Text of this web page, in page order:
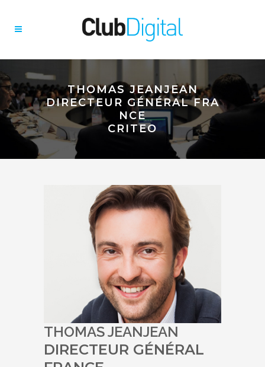
THOMAS JEANJEAN
DIRECTEUR GÉNÉRAL FRA
NCE
CRITEO
THOMAS JEANJEAN
DIRECTEUR GÉNÉRAL